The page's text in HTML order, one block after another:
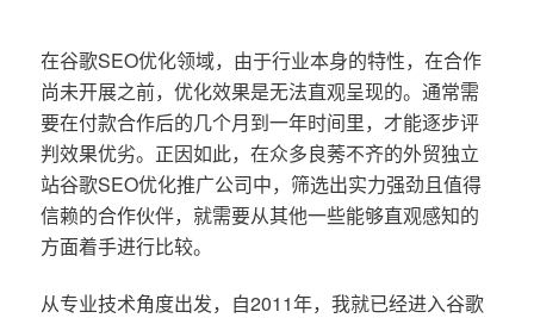
在谷歌SEO优化领域，由于行业本身的特性，在合作
尚未开展之前，优化效果是无法直观呈现的。通常需
要在付款合作后的几个月到一年时间里，才能逐步评
判效果优劣。正因如此，在众多良莠不齐的外贸独立
站谷歌SEO优化推广公司中，筛选出实力强劲且值得
信赖的合作伙伴，就需要从其他一些能够直观感知的
方面着手进行比较。
从专业技术角度出发，自2011年，我就已经进入谷歌